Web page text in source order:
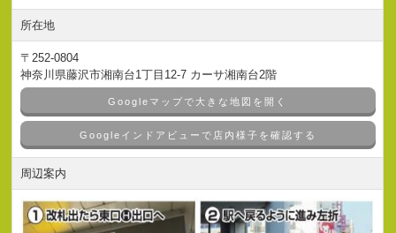
所在地
〒252-0804
神奈川県藤沢市湘南台1丁目12-7 カーサ湘南台2階
Googleマップで大きな地図を開く
Googleインドアビューで店内様子を確認する
周辺案内